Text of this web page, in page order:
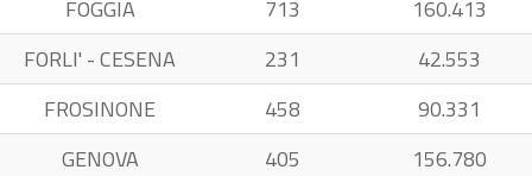
FOGGIA 713
160.413
FORLI' - CESENA
231
42.553
FROSINONE
458
90.331
GENOVA
405
156.780